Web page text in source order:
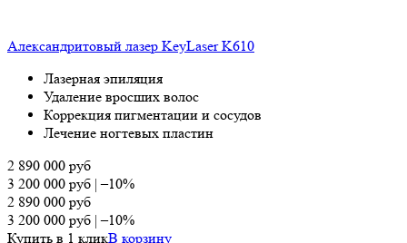
Александритовый лазер KeyLaser K610
Лазерная эпиляция
Удаление вросших волос
Коррекция пигментации и сосудов
Лечение ногтевых пластин
2 890 000 руб
3 200 000 руб |–10%
2 890 000 руб
3 200 000 руб |–10%
Купить в 1 кликВ корзину